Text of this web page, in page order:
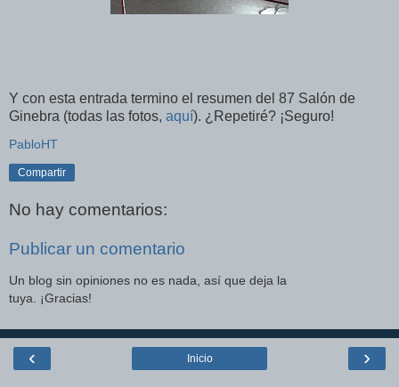
Y con esta entrada termino el resumen del 87 Salón de
Ginebra (todas las fotos, aquí). ¿Repetiré? ¡Seguro!
PabloHT
Compartir
No hay comentarios:
Publicar un comentario
Un blog sin opiniones no es nada, así que deja la
tuya. ¡Gracias!
‹ ›
Inicio